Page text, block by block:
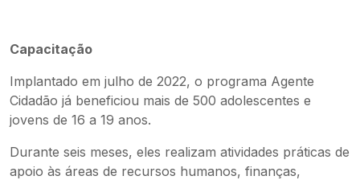
Capacitação
Implantado em julho de 2022, o programa Agente
Cidadão já beneficiou mais de 500 adolescentes e
jovens de 16 a 19 anos.
Durante seis meses, eles realizam atividades práticas de
apoio às áreas de recursos humanos, finanças,